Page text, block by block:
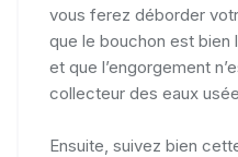
vous ferez déborder
que le bouchon est
et que l’engorgement
collecteur des eaux
Ensuite, suivez bien